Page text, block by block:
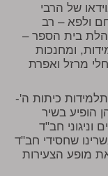
של הרבי
ולפא – רב
בית הספר –
ומחנכות
מרזל ואפרת
כיתות ה'-
הופיע בשיר
וניגוני חב"ד
שחסידי חב"ד
את מופע הצעירות